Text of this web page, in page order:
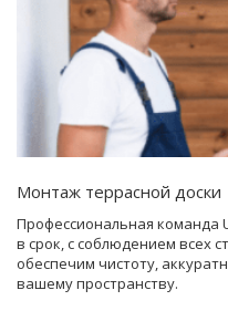
Монтаж террасной доски
Профессиональная команда
в срок, с соблюдением всех
обеспечим чистоту,
вашему пространству.